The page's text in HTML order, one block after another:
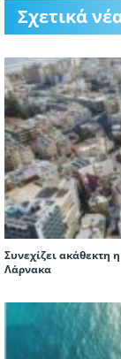
Σχετικά
Συνεχίζει ακάθεκτη
Λάρνακα